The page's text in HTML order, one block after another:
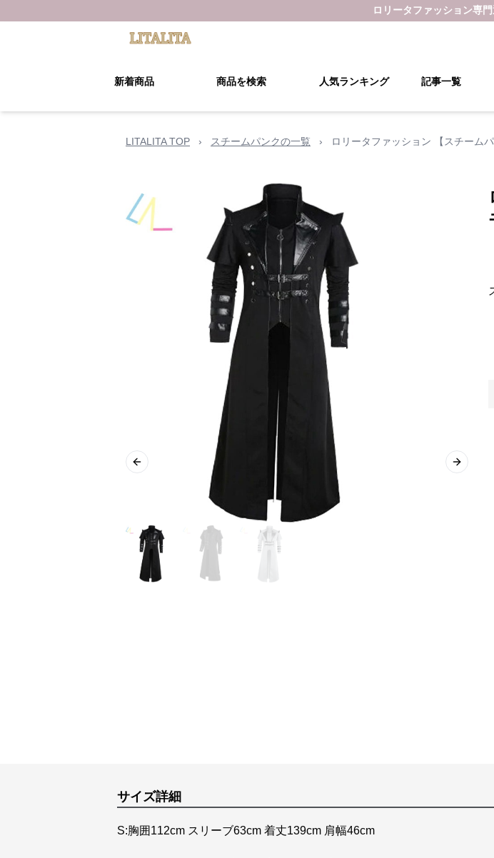
ロリータファッション専
新着商品 商品を検索 人気ランキング 記事一覧
LITALITA TOP › スチームパンクの一覧 › ロリータファッション 【スチーム
Previous slide Next slide
サイズ詳細
S:胸囲112cm スリーブ63cm 着丈139cm 肩幅46cm